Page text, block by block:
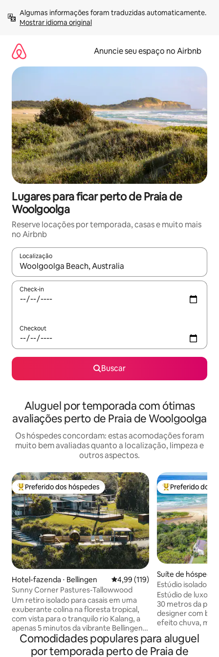
para
Mostrar idioma original
Anuncie seu espaço no Airbnb
Lugares para ficar perto de Praia de
Woolgoolga
Reserve locações por temporada, casas e muito mais
no Airbnb
Localização
Quando os resultados estiverem disponíveis, explore-os
Check-in
Checkout
Buscar
Aluguel por temporada com ótimas
avaliações perto de Praia de Woolgoolga
Os hóspedes concordam: estas acomodações foram
muito bem avaliadas quanto a localização, limpeza e
outros aspectos.
Entre os melhores preferidos dos hóspedes
Preferido dos hóspedes
Hotel-fazenda ⋅ Bellingen 4,99 de uma avaliação média de
4,99 (119)
Sunny Corner Pastures-Tallowwood
Um retiro isolado para casais em uma
exuberante colina na floresta tropical,
com vista para o tranquilo rio Kalang, a
apenas 5 minutos da vibrante Bellingen.
Mergulhe em sua banheira de
hidromassagem privativa de cedro,
Entre os
Preferido dos
Suíte de
Beach
Estúdio isolado,
Animais de
Estúdio de luxo
30 metros da
designer com
efeito chuva,
Uma cozinha
máquina de café
queen size,
Comodidades populares para aluguel
por temporada perto de Praia de